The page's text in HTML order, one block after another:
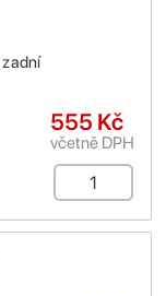
555 Kč
včetně DPH